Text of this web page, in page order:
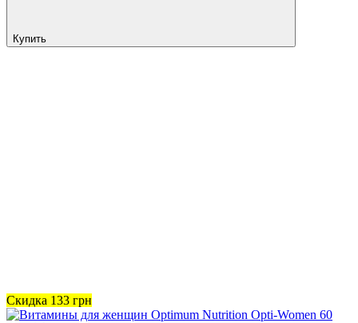
Купить
Скидка 133 грн